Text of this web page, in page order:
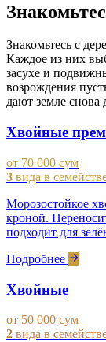
Знакомьтесь с
Каждое из них
засухе и
возрождения
дают земле снова
Хвойные
от 70 000 сум
3 вида в
Морозостойкое
кроной.
подходит для
Подробнее
Хвойные
от 50 000 сум
2 вида в